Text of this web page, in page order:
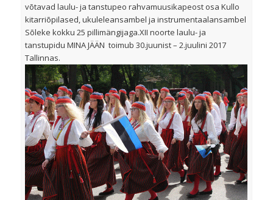
võtavad laulu- ja tanstupeo rahvamuusikapeost osa Kullo
kitarriõpilased, ukuleleansambel ja instrumentaalansambel
Sõleke kokku 25 pillimängijaga.XII noorte laulu- ja
tanstupidu MINA JÄÄN toimub 30.juunist – 2.juulini 2017
Tallinnas.